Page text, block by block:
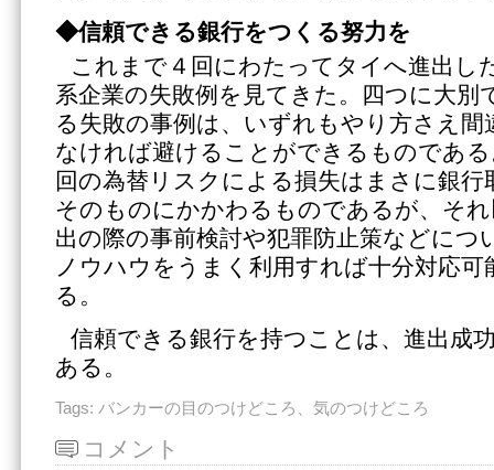
◆信頼できる銀行をつくる努力を
これまで４回にわたってタイへ進出し
系企業の失敗例を見てきた。四つに大別
る失敗の事例は、いずれもやり方さえ間
なければ避けることができるものであ
回の為替リスクによる損失はまさに銀行
そのものにかかわるものであるが、そ
出の際の事前検討や犯罪防止策などにつ
ノウハウをうまく利用すれば十分対応
る。
信頼できる銀行を持つことは、進出成
ある。
Tags: バンカーの目のつけどころ、気のつけどころ
コメント